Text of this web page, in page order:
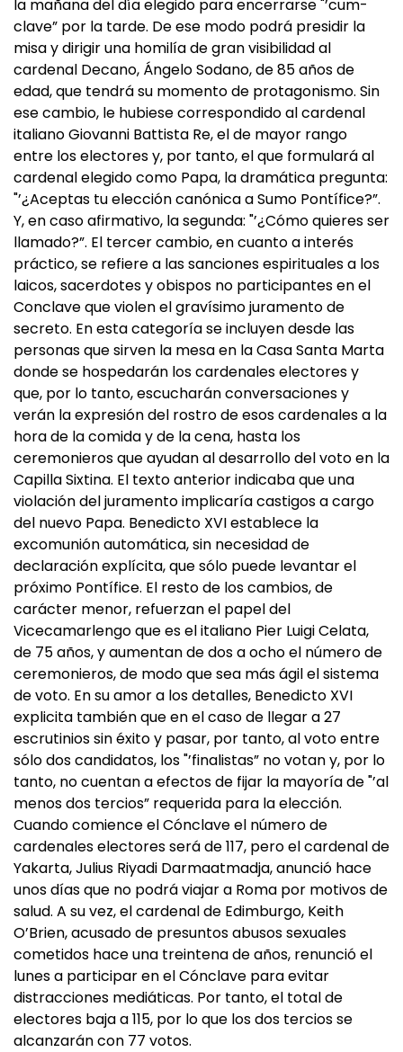
la mañana del día elegido para encerrarse "’cum-
clave” por la tarde. De ese modo podrá presidir la
misa y dirigir una homilía de gran visibilidad al
cardenal Decano, Ángelo Sodano, de 85 años de
edad, que tendrá su momento de protagonismo. Sin
ese cambio, le hubiese correspondido al cardenal
italiano Giovanni Battista Re, el de mayor rango
entre los electores y, por tanto, el que formulará al
cardenal elegido como Papa, la dramática pregunta:
"’¿Aceptas tu elección canónica a Sumo Pontífice?”.
Y, en caso afirmativo, la segunda: "’¿Cómo quieres ser
llamado?”. El tercer cambio, en cuanto a interés
práctico, se refiere a las sanciones espirituales a los
laicos, sacerdotes y obispos no participantes en el
Conclave que violen el gravísimo juramento de
secreto. En esta categoría se incluyen desde las
personas que sirven la mesa en la Casa Santa Marta
donde se hospedarán los cardenales electores y
que, por lo tanto, escucharán conversaciones y
verán la expresión del rostro de esos cardenales a la
hora de la comida y de la cena, hasta los
ceremonieros que ayudan al desarrollo del voto en la
Capilla Sixtina. El texto anterior indicaba que una
violación del juramento implicaría castigos a cargo
del nuevo Papa. Benedicto XVI establece la
excomunión automática, sin necesidad de
declaración explícita, que sólo puede levantar el
próximo Pontífice. El resto de los cambios, de
carácter menor, refuerzan el papel del
Vicecamarlengo que es el italiano Pier Luigi Celata,
de 75 años, y aumentan de dos a ocho el número de
ceremonieros, de modo que sea más ágil el sistema
de voto. En su amor a los detalles, Benedicto XVI
explicita también que en el caso de llegar a 27
escrutinios sin éxito y pasar, por tanto, al voto entre
sólo dos candidatos, los "’finalistas” no votan y, por lo
tanto, no cuentan a efectos de fijar la mayoría de "’al
menos dos tercios” requerida para la elección.
Cuando comience el Cónclave el número de
cardenales electores será de 117, pero el cardenal de
Yakarta, Julius Riyadi Darmaatmadja, anunció hace
unos días que no podrá viajar a Roma por motivos de
salud. A su vez, el cardenal de Edimburgo, Keith
O’Brien, acusado de presuntos abusos sexuales
cometidos hace una treintena de años, renunció el
lunes a participar en el Cónclave para evitar
distracciones mediáticas. Por tanto, el total de
electores baja a 115, por lo que los dos tercios se
alcanzarán con 77 votos.